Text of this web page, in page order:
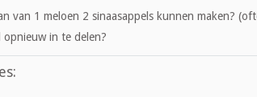
van 1 meloen 2 sinaasappels kunnen maken?
opnieuw in te delen?